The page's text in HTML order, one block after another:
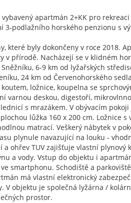
apartmán 2+KK pro
3-podlažního horského penzionu s
které byly dokončeny v roce 2018.
přírodě. Nacházejí se v klidném
6-9 km od lyžařských
24 km od Červenohorského
ložnice, koupelna se
varnou deskou, digestoří,
s mrazákem. V obývacím pokoji
lůžka 160 x 200 cm. Ložnice s
matrací. Veškerý nábytek v
plynule navazující na louku -
ohřev TUV zajišťuje vlastní plynový
a vody. Vstup do objektu i
smartphonu. Schodiště a
má vlastní elektronický
objektu je společná lyžárna /
prostor.